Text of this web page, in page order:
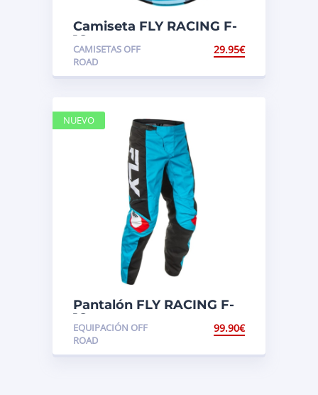
Camiseta FLY RACING F-
16
CAMISETAS OFF
ROAD
29.95€
Pantalón FLY RACING F-
16
EQUIPACIÓN OFF
ROAD
99.90€
NUEVO